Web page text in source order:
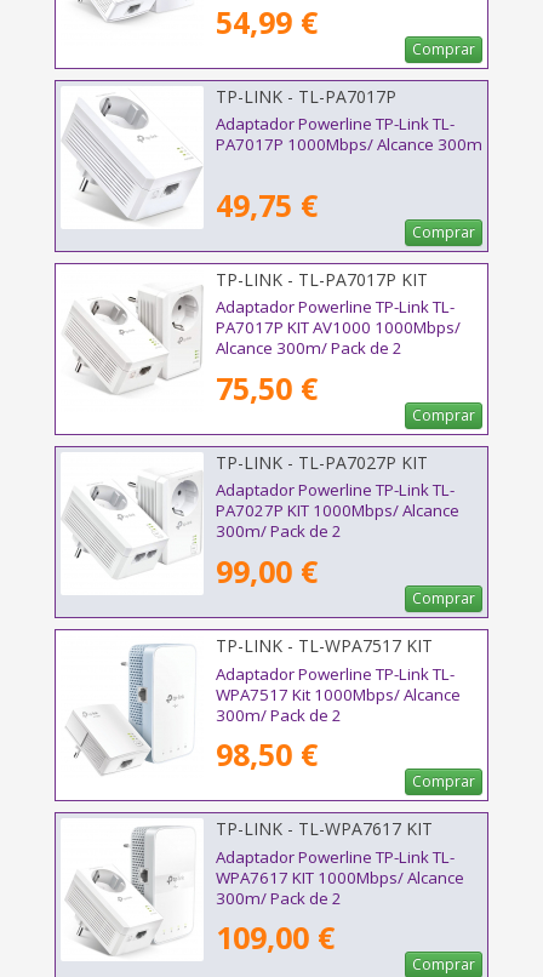
54,99 €
Comprar
TP-LINK - TL-PA7017P
Adaptador Powerline TP-Link TL-
PA7017P 1000Mbps/ Alcance 300m
49,75 €
Comprar
TP-LINK - TL-PA7017P KIT
Adaptador Powerline TP-Link TL-
PA7017P KIT AV1000 1000Mbps/
Alcance 300m/ Pack de 2
75,50 €
Comprar
TP-LINK - TL-PA7027P KIT
Adaptador Powerline TP-Link TL-
PA7027P KIT 1000Mbps/ Alcance
300m/ Pack de 2
99,00 €
Comprar
TP-LINK - TL-WPA7517 KIT
Adaptador Powerline TP-Link TL-
WPA7517 Kit 1000Mbps/ Alcance
300m/ Pack de 2
98,50 €
Comprar
TP-LINK - TL-WPA7617 KIT
Adaptador Powerline TP-Link TL-
WPA7617 KIT 1000Mbps/ Alcance
300m/ Pack de 2
109,00 €
Comprar